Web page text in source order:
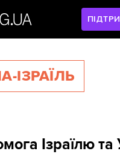
ІЗРАЇЛЬ
Ізраїлю та